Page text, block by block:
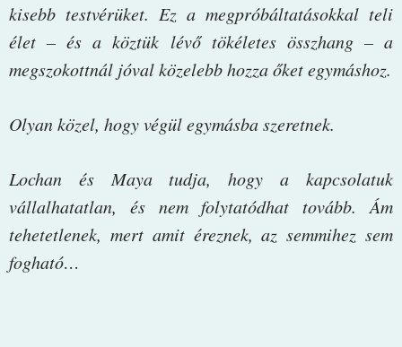
kisebb testvérüket. Ez a megpróbáltatásokkal teli
élet – és a köztük lévő tökéletes összhang – a
megszokottnál jóval közelebb hozza őket egymáshoz.
Olyan közel, hogy végül egymásba szeretnek.
Lochan és Maya tudja, hogy a kapcsolatuk
vállalhatatlan, és nem folytatódhat tovább. Ám
tehetetlenek, mert amit éreznek, az semmihez sem
fogható…